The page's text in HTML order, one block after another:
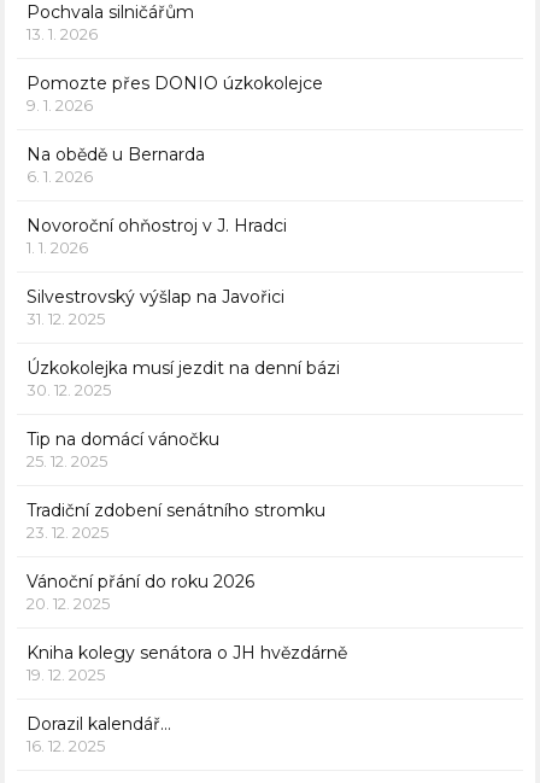
Pochvala silničářům
13. 1. 2026
Pomozte přes DONIO úzkokolejce
9. 1. 2026
Na obědě u Bernarda
6. 1. 2026
Novoroční ohňostroj v J. Hradci
1. 1. 2026
Silvestrovský výšlap na Javořici
31. 12. 2025
Úzkokolejka musí jezdit na denní bázi
30. 12. 2025
Tip na domácí vánočku
25. 12. 2025
Tradiční zdobení senátního stromku
23. 12. 2025
Vánoční přání do roku 2026
20. 12. 2025
Kniha kolegy senátora o JH hvězdárně
19. 12. 2025
Dorazil kalendář…
16. 12. 2025